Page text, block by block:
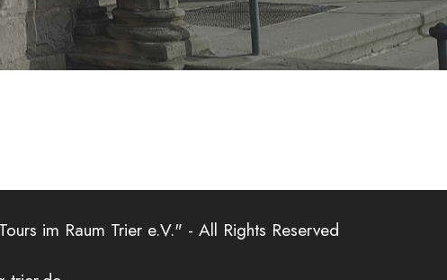
im Raum Trier e.V." - All Rights Reserved